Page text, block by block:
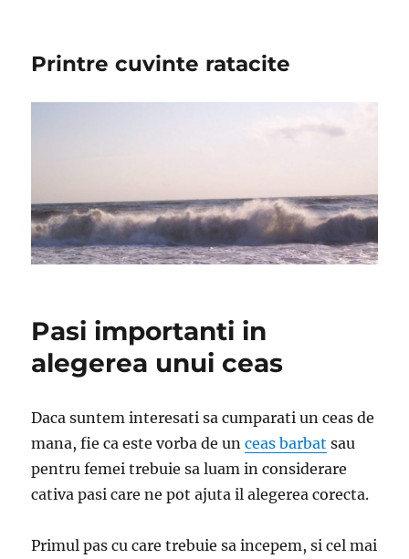
Printre cuvinte ratacite
Pasi importanti in
alegerea unui ceas
Daca suntem interesati sa cumparati un ceas de
mana, fie ca este vorba de unceas barbat sau
pentru femei trebuie sa luam in considerare
cativa pasi care ne pot ajuta il alegerea corecta.
Primul pas cu care trebuie sa incepem, si cel mai